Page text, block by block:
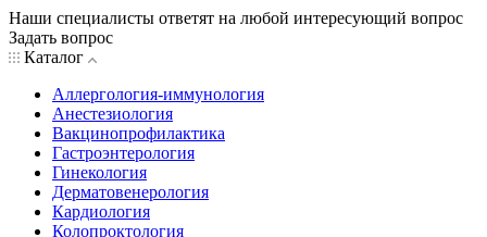
Наши специалисты ответят на любой интересующий вопрос
Задать вопрос
Каталог
Аллергология-иммунология
Анестезиология
Вакцинопрофилактика
Гастроэнтерология
Гинекология
Дерматовенерология
Кардиология
Колопроктология